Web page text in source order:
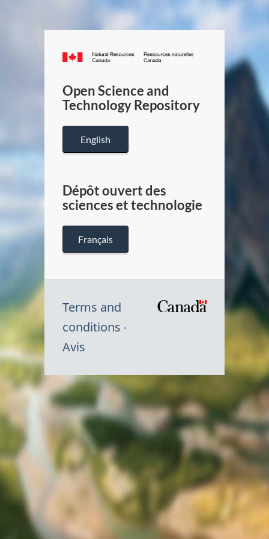
Canada.ca
/
Canada
Open Science and
Technology Repository
English
Dépôt ouvert des
sciences et technologie
Français
Terms and
conditions
Avis
Canada